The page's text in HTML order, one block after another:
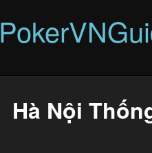
Hà Nội